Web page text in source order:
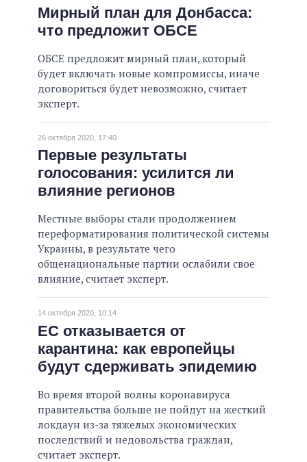
Мирный план для Донбасса:
что предложит ОБСЕ
ОБСЕ предложит мирный план, который
будет включать новые компромиссы, иначе
договориться будет невозможно, считает
эксперт.
26 октября 2020, 17:40
Первые результаты
голосования: усилится ли
влияние регионов
Местные выборы стали продолжением
переформатирования политической системы
Украины, в результате чего
общенациональные партии ослабили свое
влияние, считает эксперт.
14 октября 2020, 10:14
ЕС отказывается от
карантина: как европейцы
будут сдерживать эпидемию
Во время второй волны коронавируса
правительства больше не пойдут на жесткий
локдаун из-за тяжелых экономических
последствий и недовольства граждан,
считает эксперт.